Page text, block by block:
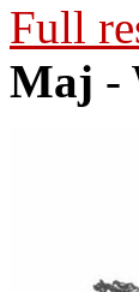
Full
Maj -